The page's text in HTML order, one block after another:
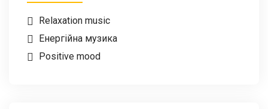
Relaxation music
Енергійна музика
Positive mood